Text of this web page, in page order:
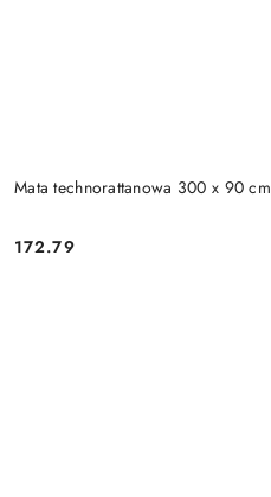
Mata technorattanowa 300 x 90 cm
Cena:
172.79